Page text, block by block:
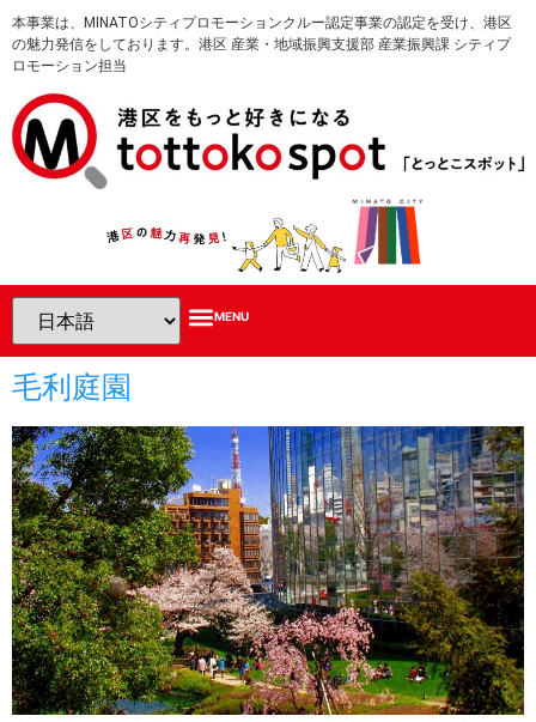
本事業は、MINATOシティプロモーションクルー認定事業の認定を受け、港区
の魅力発信をしております。港区 産業・地域振興支援部 産業振興課 シティプ
ロモーション担当
毛利庭園